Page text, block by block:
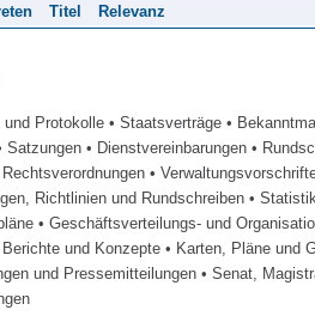
Titel Relevanz
und Protokolle • Staatsverträge •
Satzungen • Dienstvereinbarungen •
•
Richtlinien und Rundschreiben •
• Geschäftsverteilungs- und
Berichte und Konzepte • Karten, Pläne und
und Pressemitteilungen • Senat,